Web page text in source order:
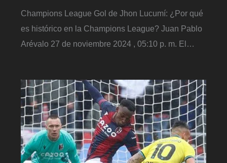
Champions League Gol de Jhon Lucumí: ¿Por qué
es histórico en la Champions League? Juan Pablo
Arévalo 27 de noviembre 2024 , 05:10 p. m. El…